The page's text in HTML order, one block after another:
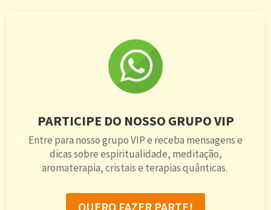
PARTICIPE DO NOSSO GRUPO VIP
Entre para nosso grupo VIP e receba mensagens e
dicas sobre espiritualidade, meditação,
aromaterapia, cristais e terapias quânticas.
QUERO FAZER PARTE!